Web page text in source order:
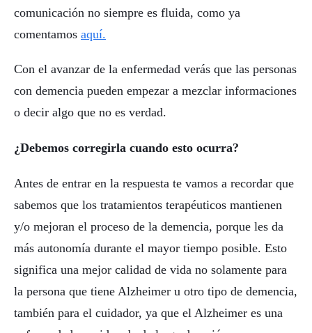
comunicación no siempre es fluida, como ya
comentamos aquí.
Con el avanzar de la enfermedad verás que las personas
con demencia pueden empezar a mezclar informaciones
o decir algo que no es verdad.
¿Debemos corregirla cuando esto ocurra?
Antes de entrar en la respuesta te vamos a recordar que
sabemos que los tratamientos terapéuticos mantienen
y/o mejoran el proceso de la demencia, porque les da
más autonomía durante el mayor tiempo posible. Esto
significa una mejor calidad de vida no solamente para
la persona que tiene Alzheimer u otro tipo de demencia,
también para el cuidador, ya que el Alzheimer es una